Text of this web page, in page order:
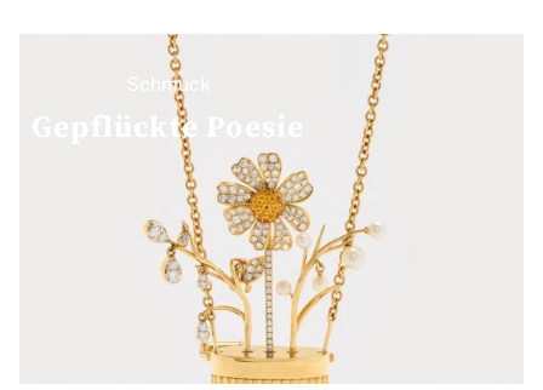
Schmuck
Gepflückte Poesie